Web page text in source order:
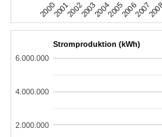
20002001200220032004200520062007
Stromproduktion (kWh)
2.000.000
4.000.000
6.000.000